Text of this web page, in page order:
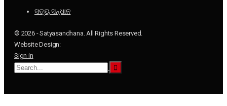
ସତ୍ୟ ସନ୍ଧାନ
© 2026 - Satyasandhana. All Rights Reserved.
Website Design:
Sign in